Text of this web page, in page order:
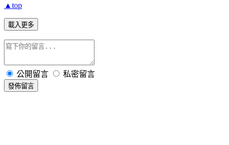
▲top
載入更多
公開留言 私密留言
發佈留言